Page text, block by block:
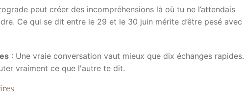
peut créer des incompréhensions là où tu ne l’attendais
Ce qui se dit entre le 29 et le 30 juin mérite d’être pesé avec
: Une vraie conversation vaut mieux que dix échanges rapides.
vraiment ce que l'autre te dit.